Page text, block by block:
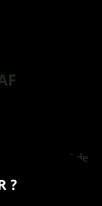
et ELLO VATE de
?